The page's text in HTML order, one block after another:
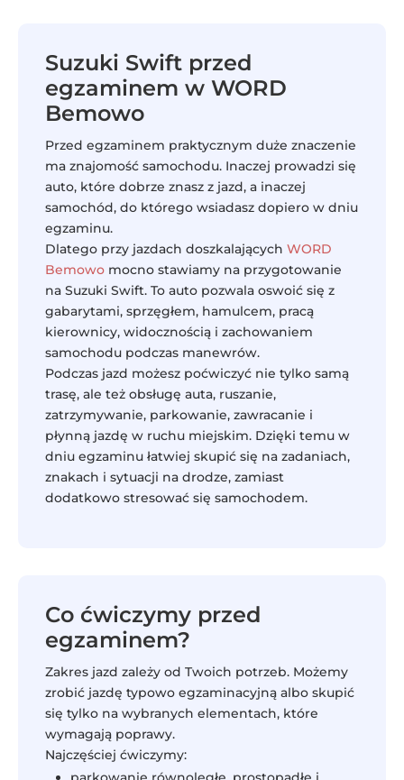
Suzuki Swift przed
egzaminem w WORD
Bemowo
Przed egzaminem praktycznym duże znaczenie
ma znajomość samochodu. Inaczej prowadzi się
auto, które dobrze znasz z jazd, a inaczej
samochód, do którego wsiadasz dopiero w dniu
egzaminu.
Dlatego przy jazdach doszkalających WORD
Bemowo mocno stawiamy na przygotowanie
na Suzuki Swift. To auto pozwala oswoić się z
gabarytami, sprzęgłem, hamulcem, pracą
kierownicy, widocznością i zachowaniem
samochodu podczas manewrów.
Podczas jazd możesz poćwiczyć nie tylko samą
trasę, ale też obsługę auta, ruszanie,
zatrzymywanie, parkowanie, zawracanie i
płynną jazdę w ruchu miejskim. Dzięki temu w
dniu egzaminu łatwiej skupić się na zadaniach,
znakach i sytuacji na drodze, zamiast
dodatkowo stresować się samochodem.
Co ćwiczymy przed
egzaminem?
Zakres jazd zależy od Twoich potrzeb. Możemy
zrobić jazdę typowo egzaminacyjną albo skupić
się tylko na wybranych elementach, które
wymagają poprawy.
Najczęściej ćwiczymy: